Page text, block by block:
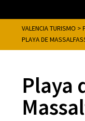
VALENCIA TURISMO >
PLAYA DE
Playa